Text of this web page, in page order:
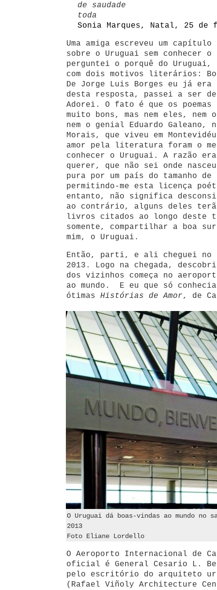
de saudade
toda
Sonia Marques, Natal, 25 de
Uma amiga escreveu um
sobre o Uruguai sem conhecer
perguntei o porquê do Uruguai,
com dois motivos literários:
De Jorge Luis Borges eu já
desta resposta, passei a ser
Adorei. O fato é que os poemas
muito bons, mas nem eles,
nem o genial Eduardo Galeano,
Morais, que viveu em
amor pela literatura foram o
conhecer o Uruguai. A razão
querer, que não sei onde
pura por um país do tamanho
permitindo-me esta licença
entanto, não significa
ao contrário, alguns deles
livros citados ao longo deste
somente, compartilhar a boa
mim, o Uruguai.
Então, parti, e ali cheguei no
2013. Logo na chegada,
dos vizinhos começa no
ao mundo. E eu que só
ótimas Histórias de Amor, de
O Uruguai dá boas-vindas ao mundo no
2013
Foto Eliane Lordello
O Aeroporto Internacional de
oficial é General Cesario L.
pelo escritório do arquiteto
(Rafael Viñoly Architecture